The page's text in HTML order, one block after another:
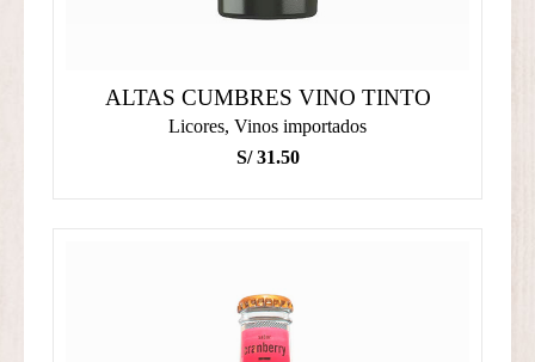
ALTAS CUMBRES VINO TINTO
Licores, Vinos importados
S/31.50